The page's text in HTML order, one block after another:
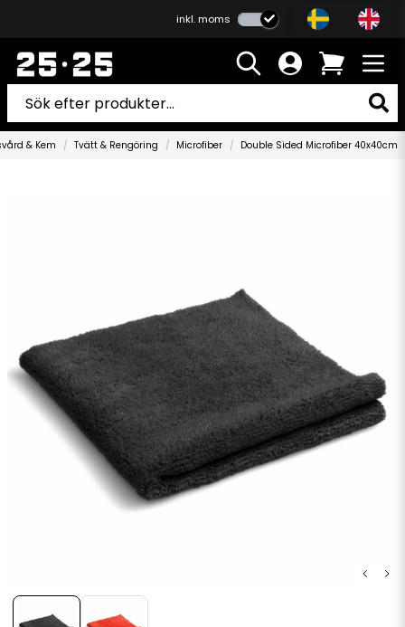
inkl. moms
& Kem Tvätt & Rengöring Microfiber Double Sided Microfiber 40x40cm